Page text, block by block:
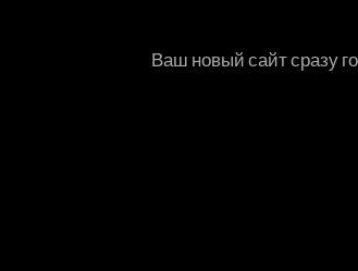
Ваш новый сайт сразу